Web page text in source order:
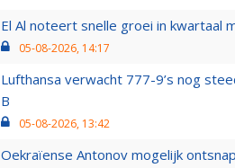
El Al noteert snelle groei in kwartaal
05-08-2026, 14:17
Lufthansa verwacht 777-9’s nog
B
05-08-2026, 13:42
Oekraïense Antonov mogelijk